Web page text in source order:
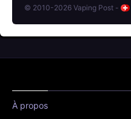
© 2010-2026 Vaping Post -
À propos